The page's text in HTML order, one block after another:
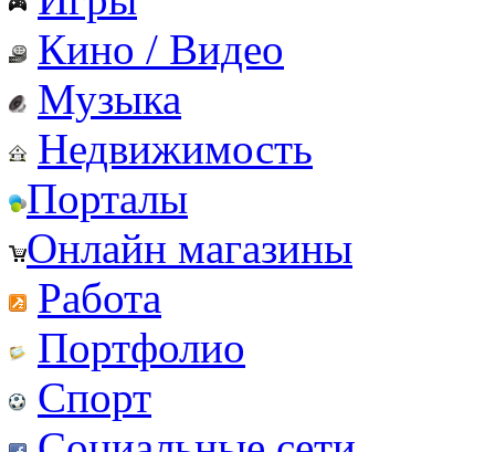
Кино / Видео
Музыка
Недвижимость
Порталы
Онлайн магазины
Работа
Портфолио
Спорт